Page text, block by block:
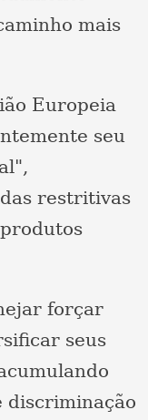
mais
Europeia
seu
restritivas
forçar
seus
discriminação